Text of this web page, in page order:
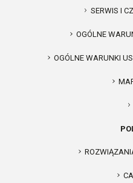
SERWIS I
OGÓLNE
OGÓLNE WARUNKI